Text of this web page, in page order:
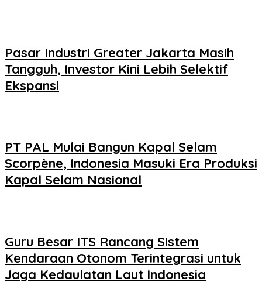
Pasar Industri Greater Jakarta Masih
Tangguh, Investor Kini Lebih Selektif
Ekspansi
PT PAL Mulai Bangun Kapal Selam
Scorpène, Indonesia Masuki Era Produksi
Kapal Selam Nasional
Guru Besar ITS Rancang Sistem
Kendaraan Otonom Terintegrasi untuk
Jaga Kedaulatan Laut Indonesia